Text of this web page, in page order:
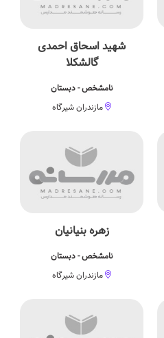
شهید اسحاق احمدی
گالشکلا
نامشخص - دبستان
مازندران شیرگاه
زهره بنیانیان
نامشخص - دبستان
مازندران شیرگاه